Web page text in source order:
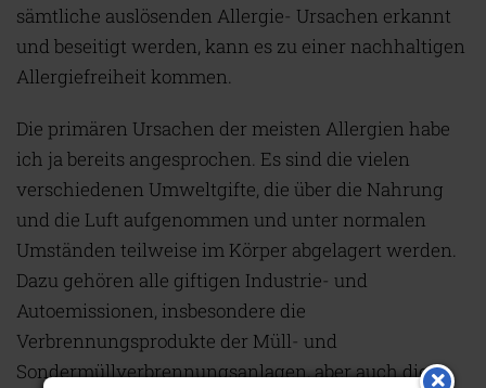
sämtliche auslösenden Allergie- Ursachen erkannt
und beseitigt werden, kann es zu einer nachhaltigen
Allergiefreiheit kommen.
Die primären Ursachen der meisten Allergien habe
ich ja bereits angesprochen. Es sind die vielen
verschiedenen Umweltgifte, die über die Nahrung
und die Luft aufgenommen und unter normalen
Umständen teilweise im Körper abgelagert werden.
Dazu gehören alle giftigen Industrie- und
Autoemissionen, insbesondere die
Verbrennungsprodukte der Müll- und
Sondermüllverbrennungsanlagen, aber auch die